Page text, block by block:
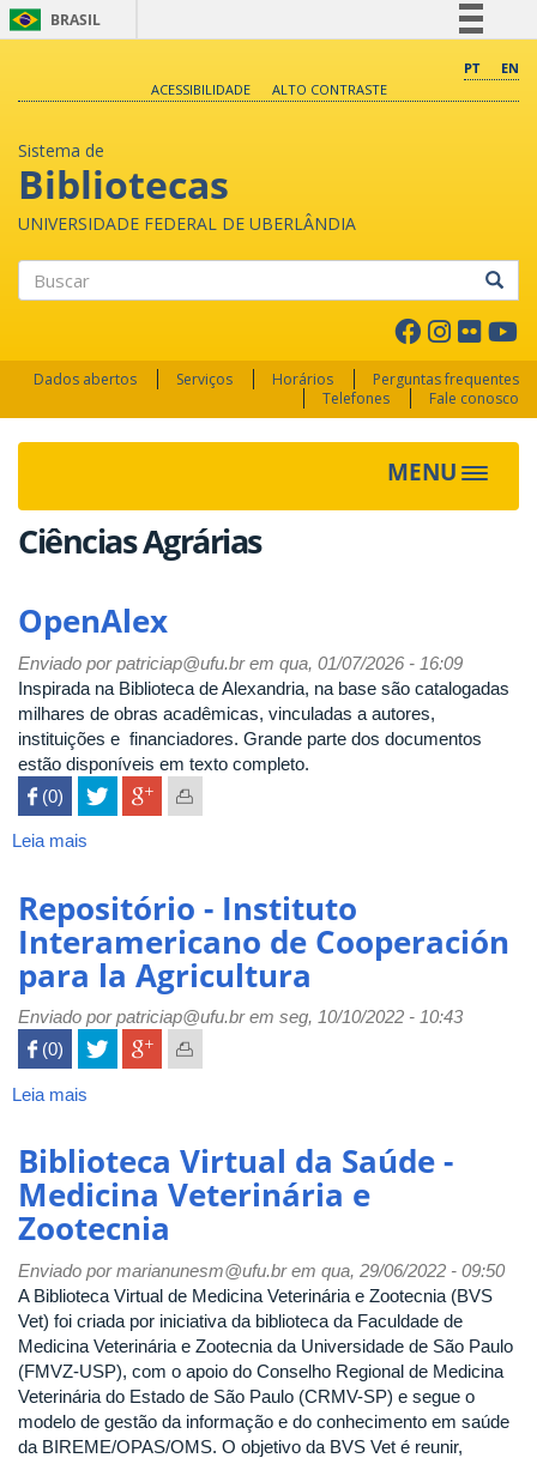
BRASIL
Comunica BR
PT
EN
ACESSIBILIDADE
ALTO CONTRASTE
Sistema de
Bibliotecas
UNIVERSIDADE FEDERAL DE UBERLÂNDIA
Dados abertos Serviços Horários
Perguntas frequentes
Telefones
Fale conosco
MENU Toggle
Ciências Agrárias
OpenAlex
Enviado porpatriciap@ufu.brem qua, 01/07/2026 - 16:09
Inspirada na Biblioteca de Alexandria, na base são catalogadas
milhares de obras acadêmicas, vinculadas a autores,
instituições e financiadores. Grande parte dos documentos
estão disponíveis em texto completo.
 (0)
Leia mais
Repositório - Instituto
Interamericano de Cooperación
para la Agricultura
Enviado porpatriciap@ufu.brem seg, 10/10/2022 - 10:43
 (0)
Leia mais
Instituto
Interamericano
de
Cooperación
para
la
Agricultura
Biblioteca Virtual da Saúde -
Medicina Veterinária e
Zootecnia
Enviado pormarianunesm@ufu.brem qua, 29/06/2022 - 09:50
A Biblioteca Virtual de Medicina Veterinária e Zootecnia (BVS
Vet) foi criada por iniciativa da biblioteca da Faculdade de
Medicina Veterinária e Zootecnia da Universidade de São Paulo
(FMVZ-USP), com o apoio do Conselho Regional de Medicina
Veterinária do Estado de São Paulo (CRMV-SP) e segue o
modelo de gestão da informação e do conhecimento em saúde
da BIREME/OPAS/OMS. O objetivo da BVS Vet é reunir,